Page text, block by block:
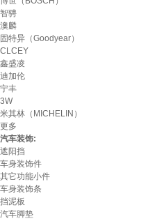
智骋
澳麟
固特异（Goodyear）
CLCEY
鑫盛凌
迪加伦
宁丰
3W
米其林（MICHELIN）
更多
汽车装饰:
遮阳挡
车身装饰件
其它功能小件
车身装饰条
挡泥板
汽车脚垫